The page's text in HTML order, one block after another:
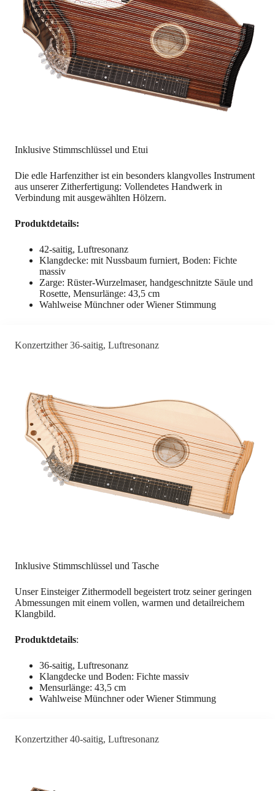
Inklusive Stimmschlüssel und Etui
Die edle Harfenzither ist ein besonders klangvolles Instrument
aus unserer Zitherfertigung: Vollendetes Handwerk in
Verbindung mit ausgewählten Hölzern.
Produktdetails:
42-saitig, Luftresonanz
Klangdecke: mit Nussbaum furniert, Boden: Fichte
massiv
Zarge: Rüster-Wurzelmaser, handgeschnitzte Säule und
Rosette, Mensurlänge: 43,5 cm
Wahlweise Münchner oder Wiener Stimmung
Konzertzither 36-saitig, Luftresonanz
Inklusive Stimmschlüssel und Tasche
Unser Einsteiger Zithermodell begeistert trotz seiner geringen
Abmessungen mit einem vollen, warmen und detailreichem
Klangbild.
Produktdetails:
36-saitig, Luftresonanz
Klangdecke und Boden: Fichte massiv
Mensurlänge: 43,5 cm
Wahlweise Münchner oder Wiener Stimmung
Konzertzither 40-saitig, Luftresonanz